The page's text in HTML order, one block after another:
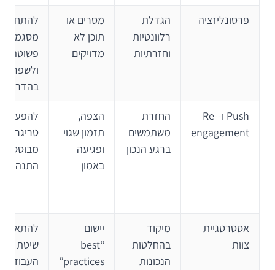
פרסונליזציה
הגדלת
רלוונטיות
וחזרתיות
מסרים או
תוכן לא
מדויקים
להתחיל
פשוטה
ולשפר
בהדרגה
Push ו-Re-
engagement
החזרת
משתמשים
ברגע הנכון
הצפה,
תזמון שגוי
ופגיעה
באמון
להפעיל
טריגרים
מבוססי
התנהגות
אסטרטגיית
צוות
מיקוד
בהחלטות
הנכונות
יישום
“best
practices”
להתאים
שיטת
העבודה